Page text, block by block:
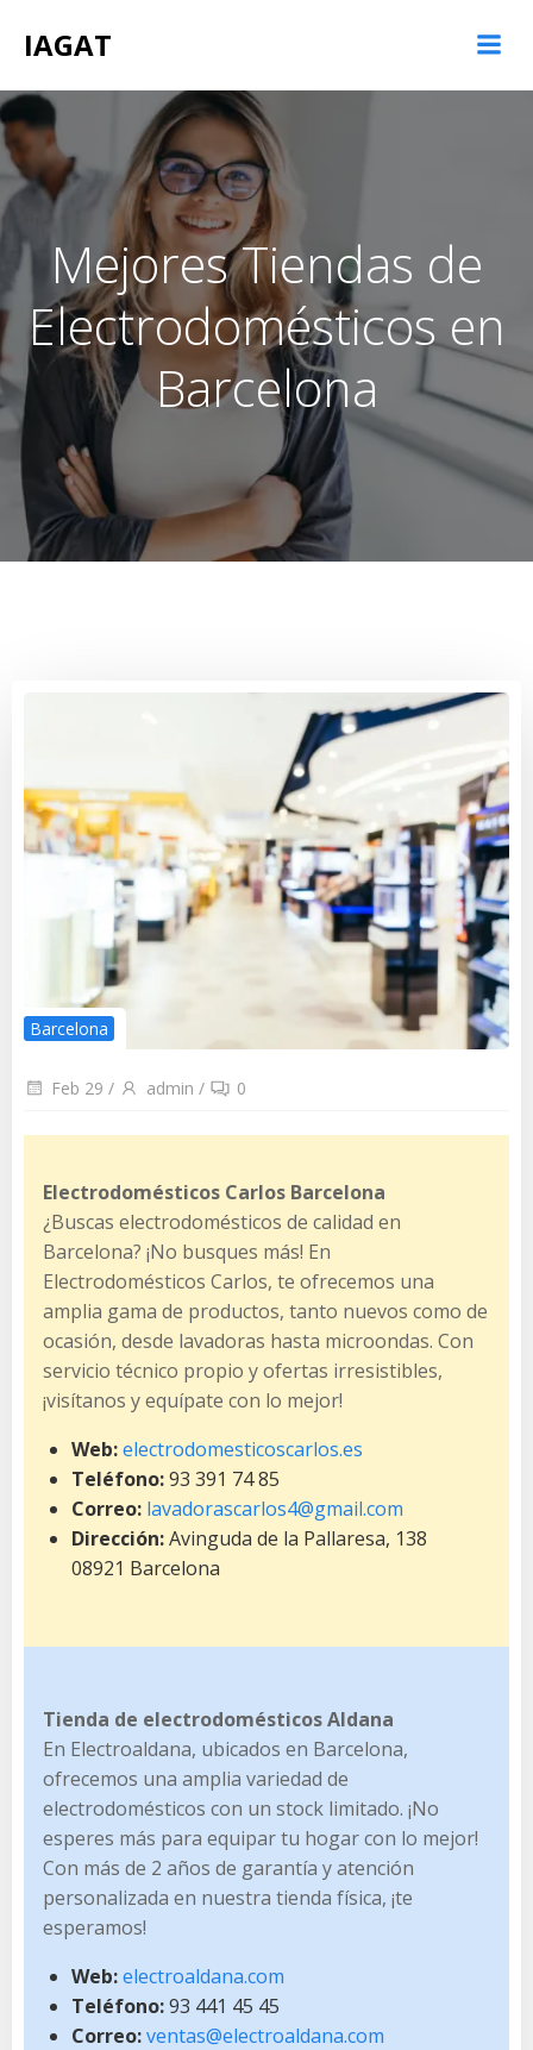
IAGAT
Mejores Tiendas de
Electrodomésticos en
Barcelona
Barcelona
Feb 29 / admin / 0
Electrodomésticos Carlos Barcelona
¿Buscas electrodomésticos de calidad en
Barcelona? ¡No busques más! En
Electrodomésticos Carlos, te ofrecemos una
amplia gama de productos, tanto nuevos como de
ocasión, desde lavadoras hasta microondas. Con
servicio técnico propio y ofertas irresistibles,
¡visítanos y equípate con lo mejor!
Web:electrodomesticoscarlos.es
Teléfono:93 391 74 85
Correo: lavadorascarlos4@gmail.com
Dirección:Avinguda de la Pallaresa, 138
08921 Barcelona
Tienda de electrodomésticos Aldana
En Electroaldana, ubicados en Barcelona,
ofrecemos una amplia variedad de
electrodomésticos con un stock limitado. ¡No
esperes más para equipar tu hogar con lo mejor!
Con más de 2 años de garantía y atención
personalizada en nuestra tienda física, ¡te
esperamos!
Web:electroaldana.com
Teléfono:93 441 45 45
Correo:ventas@electroaldana.com